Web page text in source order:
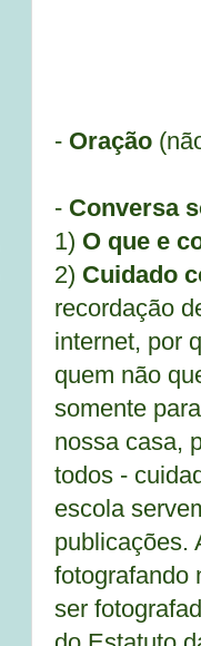
- Oração
- Conversa
1) O que e
2) Cuidado
recordação
internet, por
quem não
somente
nossa casa,
todos -
escola
publicações.
fotografando
ser